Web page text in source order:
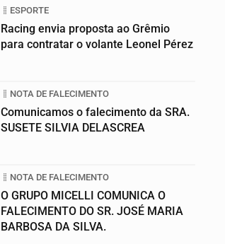
ESPORTE
Racing envia proposta ao Grêmio
para contratar o volante Leonel Pérez
NOTA DE FALECIMENTO
Comunicamos o falecimento da SRA.
SUSETE SILVIA DELASCREA
NOTA DE FALECIMENTO
O GRUPO MICELLI COMUNICA O
FALECIMENTO DO SR. JOSÉ MARIA
BARBOSA DA SILVA.